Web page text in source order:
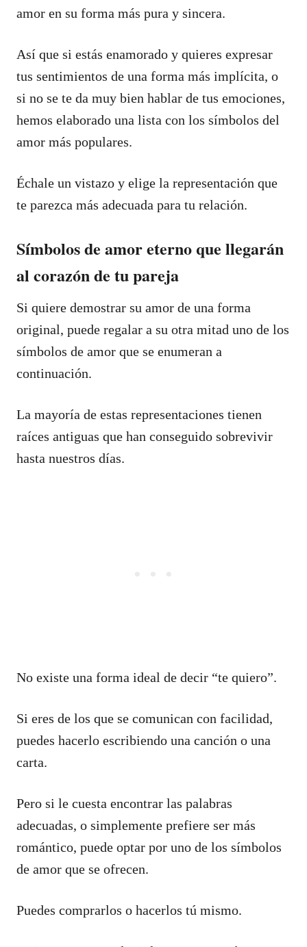
amor en su forma más pura y sincera.
Así que si estás enamorado y quieres expresar
tus sentimientos de una forma más implícita, o
si no se te da muy bien hablar de tus emociones,
hemos elaborado una lista con los símbolos del
amor más populares.
Échale un vistazo y elige la representación que
te parezca más adecuada para tu relación.
Símbolos de amor eterno que llegarán
al corazón de tu pareja
Si quiere demostrar su amor de una forma
original, puede regalar a su otra mitad uno de los
símbolos de amor que se enumeran a
continuación.
La mayoría de estas representaciones tienen
raíces antiguas que han conseguido sobrevivir
hasta nuestros días.
No existe una forma ideal de decir “te quiero”.
Si eres de los que se comunican con facilidad,
puedes hacerlo escribiendo una canción o una
carta.
Pero si le cuesta encontrar las palabras
adecuadas, o simplemente prefiere ser más
romántico, puede optar por uno de los símbolos
de amor que se ofrecen.
Puedes comprarlos o hacerlos tú mismo.